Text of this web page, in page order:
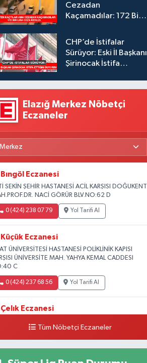
Cezadan
Kaçamadılar: 172 Bin
CHP’de İstifalar
Sürüyor: Eski İl Başkanı
Şirinocak İstifa
Elazığ Merkez Nöbetçi
Eczaneler
Bıngöl Eczanesi
SEKİN ŞEHİR HASTANESİ ACİL KARŞISI DOĞUKENT
NACİ GÖRÜR BLV.NO:62 D
0 (424) 238 07 79 Yol Tarifi Al
Küçük Eczanesi
ÜNİVERSİTESİ HASTANESİ POLİKLİNİK KAPISI
ÜNİVERSİTE MAH. YAHYA KEMAL CADDESI
C
0 (424) 237 68 56 Yol Tarifi Al
Çelık Eczanesi
19730 SOK. NO:6 ATüm Nöbetçi Eczaneler